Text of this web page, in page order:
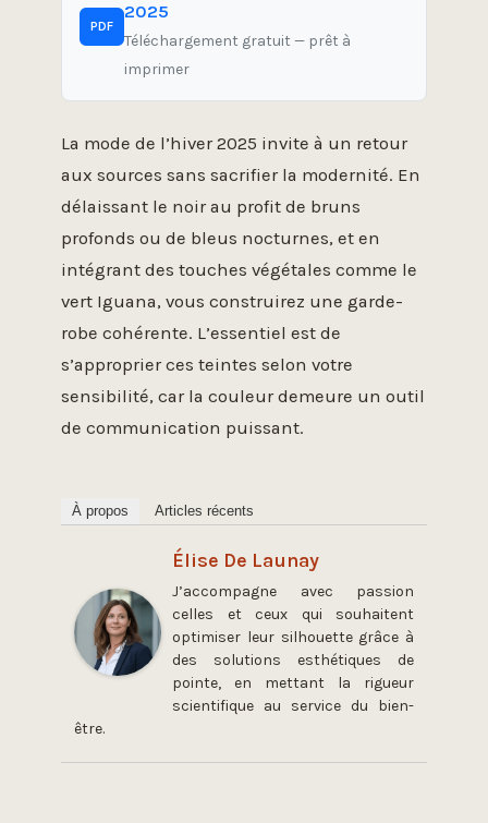
PDF
2025
Téléchargement gratuit — prêt à
imprimer
La mode de l’hiver 2025 invite à un retour
aux sources sans sacrifier la modernité. En
délaissant le noir au profit de bruns
profonds ou de bleus nocturnes, et en
intégrant des touches végétales comme le
vert Iguana, vous construirez une garde-
robe cohérente. L’essentiel est de
s’approprier ces teintes selon votre
sensibilité, car la couleur demeure un outil
de communication puissant.
À propos Articles récents
Élise De Launay
J’accompagne avec passion
celles et ceux qui souhaitent
optimiser leur silhouette grâce à
des solutions esthétiques de
pointe, en mettant la rigueur
scientifique au service du bien-
être.